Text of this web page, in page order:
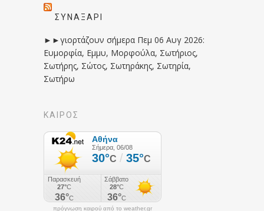
ΣΥΝΑΞΆΡΙ
►►γιορτάζουν σήμερα Πεμ 06 Αυγ 2026:
Ευμορφία, Εμμυ, Μορφούλα, Σωτήριος,
Σωτήρης, Σώτος, Σωτηράκης, Σωτηρία,
Σωτήρω
ΚΑΙΡΟΣ
πρόγνωση καιρού από το weather.gr